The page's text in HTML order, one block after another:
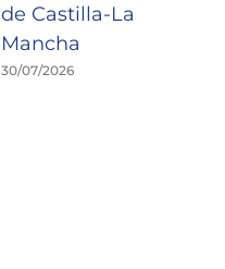
de Castilla-La
Mancha
30/07/2026